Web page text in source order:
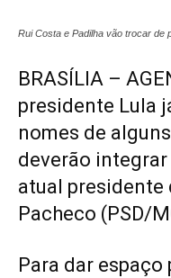
Rui Costa e Padilha vão trocar de
BRASÍLIA –
presidente Lula
nomes de
deverão
atual presidente
Pacheco (PSD/
Para dar